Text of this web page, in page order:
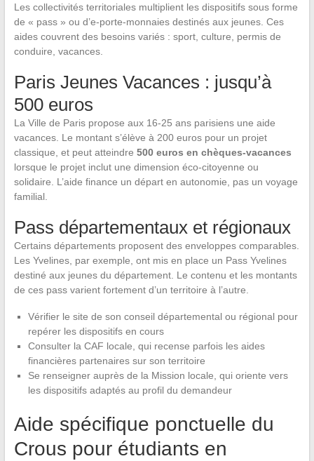
Les collectivités territoriales multiplient les dispositifs sous forme
de « pass » ou d’e-porte-monnaies destinés aux jeunes. Ces
aides couvrent des besoins variés : sport, culture, permis de
conduire, vacances.
Paris Jeunes Vacances : jusqu’à
500 euros
La Ville de Paris propose aux 16-25 ans parisiens une aide
vacances. Le montant s’élève à 200 euros pour un projet
classique, et peut atteindre 500 euros en chèques-vacances
lorsque le projet inclut une dimension éco-citoyenne ou
solidaire. L’aide finance un départ en autonomie, pas un voyage
familial.
Pass départementaux et régionaux
Certains départements proposent des enveloppes comparables.
Les Yvelines, par exemple, ont mis en place un Pass Yvelines
destiné aux jeunes du département. Le contenu et les montants
de ces pass varient fortement d’un territoire à l’autre.
Vérifier le site de son conseil départemental ou régional pour
repérer les dispositifs en cours
Consulter la CAF locale, qui recense parfois les aides
financières partenaires sur son territoire
Se renseigner auprès de la Mission locale, qui oriente vers
les dispositifs adaptés au profil du demandeur
Aide spécifique ponctuelle du
Crous pour étudiants en